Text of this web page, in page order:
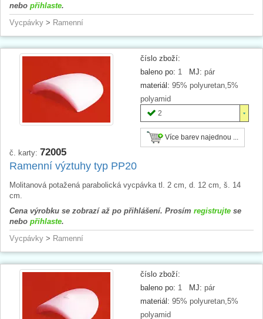
nebo přihlaste.
Vycpávky > Ramenní
číslo zboží:
baleno po: 1 MJ: pár
materiál: 95% polyuretan,5%
polyamid
2
Více barev najednou ...
č. karty: 72005
Ramenní výztuhy typ PP20
Molitanová potažená parabolická vycpávka tl. 2 cm, d. 12 cm, š. 14
cm.
Cena výrobku se zobrazí až po přihlášení. Prosím registrujte se
nebo přihlaste.
Vycpávky > Ramenní
číslo zboží:
baleno po: 1 MJ: pár
materiál: 95% polyuretan,5%
polyamid